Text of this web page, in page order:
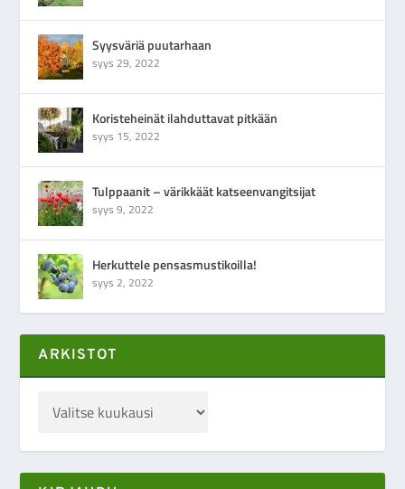
Syysväriä puutarhaan
syys 29, 2022
Koristeheinät ilahduttavat pitkään
syys 15, 2022
Tulppaanit – värikkäät katseenvangitsijat
syys 9, 2022
Herkuttele pensasmustikoilla!
syys 2, 2022
ARKISTOT